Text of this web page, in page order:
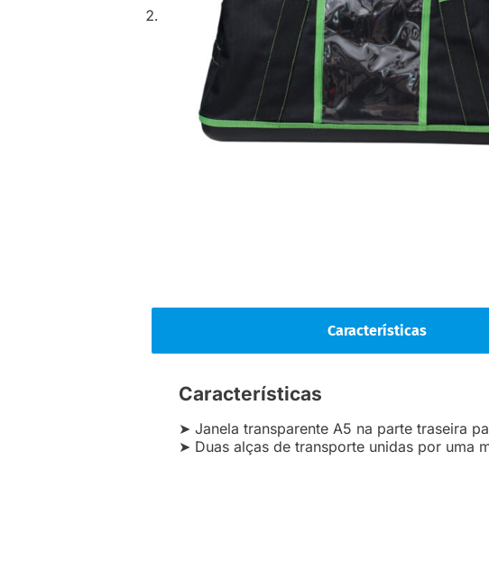
Características
Características
➤ Janela transparente A5 na parte traseira
➤ Duas alças de transporte unidas por uma